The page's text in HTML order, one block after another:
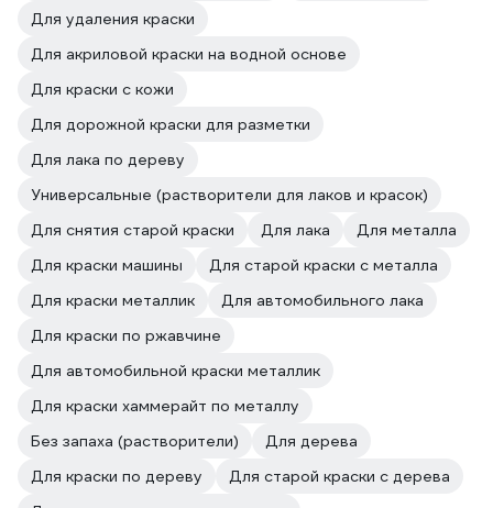
Для удаления краски
Для акриловой краски на водной основе
Для краски с кожи
Для дорожной краски для разметки
Для лака по дереву
Универсальные (растворители для лаков и красок)
Для снятия старой краски
Для лака
Для металла
Для краски машины
Для старой краски с металла
Для краски металлик
Для автомобильного лака
Для краски по ржавчине
Для автомобильной краски металлик
Для краски хаммерайт по металлу
Без запаха (растворители)
Для дерева
Для краски по дереву
Для старой краски с дерева